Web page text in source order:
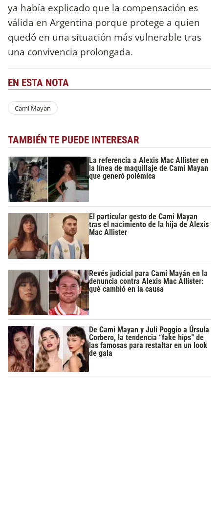
ya había explicado que la compensación es
válida en Argentina porque protege a quien
quedó en una situación más vulnerable tras
una convivencia prolongada.
EN ESTA NOTA
Cami Mayan
TAMBIÉN TE PUEDE INTERESAR
La referencia a Alexis Mac Allister en
la línea de maquillaje de Cami Mayan
que generó polémica
El particular gesto de Cami Mayan
tras el nacimiento de la hija de Alexis
Mac Allister
Revés judicial para Cami Mayán en la
denuncia contra Alexis Mac Allister:
qué cambió en la causa
De Cami Mayan y Juli Poggio a Úrsula
Corbero, la tendencia “fake hips” de
las famosas para restaltar en un look
de gala